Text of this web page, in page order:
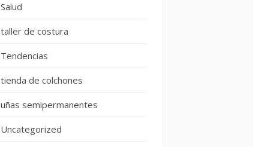
Salud
taller de costura
Tendencias
tienda de colchones
uñas semipermanentes
Uncategorized